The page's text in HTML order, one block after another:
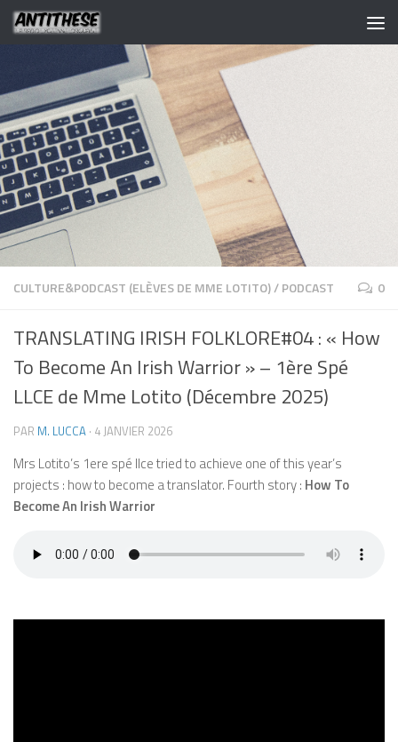
CULTURE&PODCAST (ELÈVES DE MME LOTITO)/PODCAST 0
TRANSLATING IRISH FOLKLORE#04 : « How
To Become An Irish Warrior » – 1ère Spé
LLCE de Mme Lotito (Décembre 2025)
PAR M. LUCCA · 4 JANVIER 2026
Mrs Lotito’s 1ere spé llce tried to achieve one of this year’s
projects : how to become a translator. Fourth story : How To
Become An Irish Warrior